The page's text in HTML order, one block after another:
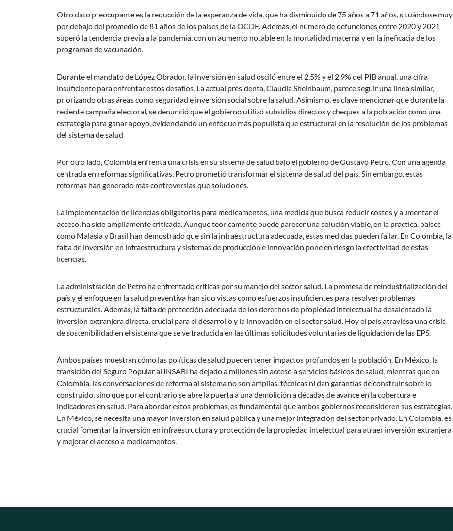
Otro dato preocupante es la reducción de la esperanza de vida, que ha disminuido de 75 años a 71 años, situándose muy
por debajo del promedio de 81 años de los países de la OCDE. Además, el número de defunciones entre 2020 y 2021
superó la tendencia previa a la pandemia, con un aumento notable en la mortalidad materna y en la ineficacia de los
programas de vacunación.
Durante el mandato de López Obrador, la inversión en salud osciló entre el 2.5% y el 2.9% del PIB anual, una cifra
insuficiente para enfrentar estos desafíos. La actual presidenta, Claudia Sheinbaum, parece seguir una línea similar,
priorizando otras áreas como seguridad e inversión social sobre la salud. Asimismo, es clave mencionar que durante la
reciente campaña electoral, se denunció que el gobierno utilizó subsidios directos y cheques a la población como una
estrategia para ganar apoyo, evidenciando un enfoque más populista que estructural en la resolución de los problemas
del sistema de salud
Por otro lado, Colombia enfrenta una crisis en su sistema de salud bajo el gobierno de Gustavo Petro. Con una agenda
centrada en reformas significativas, Petro prometió transformar el sistema de salud del país. Sin embargo, estas
reformas han generado más controversias que soluciones.
La implementación de licencias obligatorias para medicamentos, una medida que busca reducir costos y aumentar el
acceso, ha sido ampliamente criticada. Aunque teóricamente puede parecer una solución viable, en la práctica, países
como Malasia y Brasil han demostrado que sin la infraestructura adecuada, estas medidas pueden fallar. En Colombia, la
falta de inversión en infraestructura y sistemas de producción e innovación pone en riesgo la efectividad de estas
licencias.
La administración de Petro ha enfrentado críticas por su manejo del sector salud. La promesa de reindustrialización del
país y el enfoque en la salud preventiva han sido vistas como esfuerzos insuficientes para resolver problemas
estructurales. Además, la falta de protección adecuada de los derechos de propiedad intelectual ha desalentado la
inversión extranjera directa, crucial para el desarrollo y la innovación en el sector salud. Hoy el país atraviesa una crisis
de sostenibilidad en el sistema que se ve traducida en las últimas solicitudes voluntarias de liquidación de las EPS.
Ambos países muestran cómo las políticas de salud pueden tener impactos profundos en la población. En México, la
transición del Seguro Popular al INSABI ha dejado a millones sin acceso a servicios básicos de salud, mientras que en
Colombia, las conversaciones de reforma al sistema no son amplias, técnicas ni dan garantías de construir sobre lo
construido, sino que por el contrario se abre la puerta a una demolición a décadas de avance en la cobertura e
indicadores en salud. Para abordar estos problemas, es fundamental que ambos gobiernos reconsideren sus estrategias.
En México, se necesita una mayor inversión en salud pública y una mejor integración del sector privado. En Colombia, es
crucial fomentar la inversión en infraestructura y protección de la propiedad intelectual para atraer inversión extranjera
y mejorar el acceso a medicamentos.